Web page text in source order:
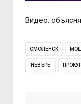
Видео:
СМОЛЕНСК
НЕВЕРЬ